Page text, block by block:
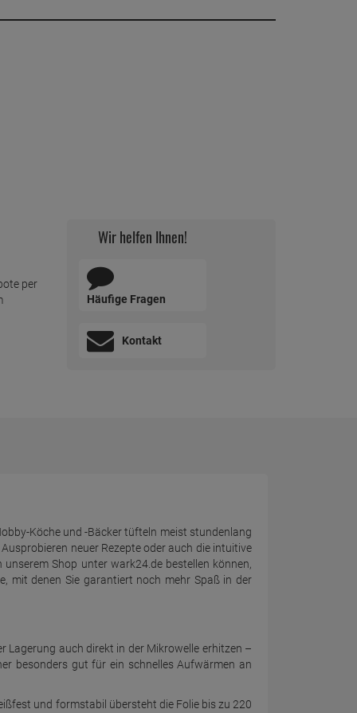
per
Wir helfen Ihnen!
Häufige Fragen
Kontakt
Köche und -Bäcker tüfteln meist stundenlang
neuer Rezepte oder auch die intuitive
Shop unter wark24.de bestellen können,
mit denen Sie garantiert noch mehr Spaß in der
Lagerung auch direkt in der Mikrowelle erhitzen –
besonders gut für ein schnelles Aufwärmen an
und formstabil übersteht die Folie bis zu 220